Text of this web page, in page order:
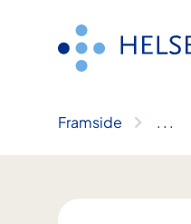
Framside .. .